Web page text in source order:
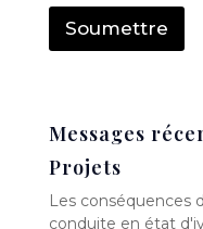
Soumettre
Messages
Projets
Les conséquences
conduite en état